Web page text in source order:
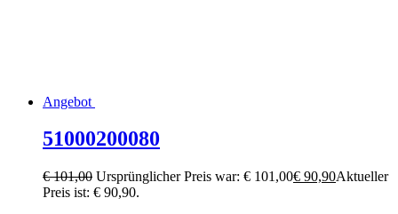
Angebot
51000200080
€101,00 Ursprünglicher Preis war: € 101,00€ 90,90Aktueller
Preis ist: € 90,90.